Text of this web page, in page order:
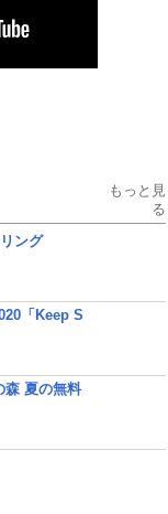
もっと見
る
ング
「Keep S
森 夏の無料